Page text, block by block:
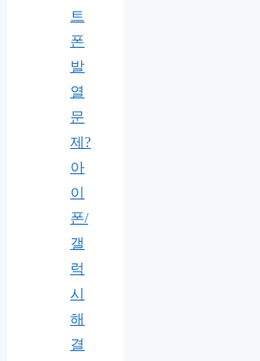
트
폰
발
열
문
제?
아
이
폰/
갤
럭
시
해
결